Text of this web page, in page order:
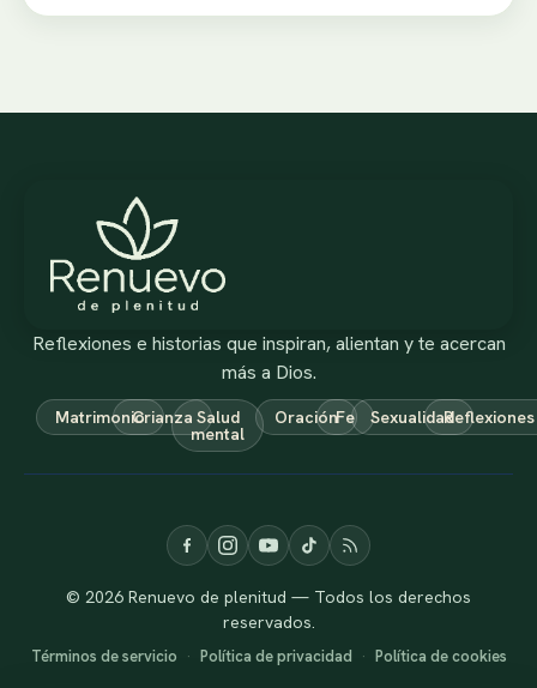
Reflexiones e historias que inspiran, alientan y te acercan
más a Dios.
MatrimonioCrianza Salud
mental
OraciónFe SexualidadReflexiones
© 2026 Renuevo de plenitud — Todos los derechos
reservados.
Términos de servicio · Política de privacidad · Política de cookies